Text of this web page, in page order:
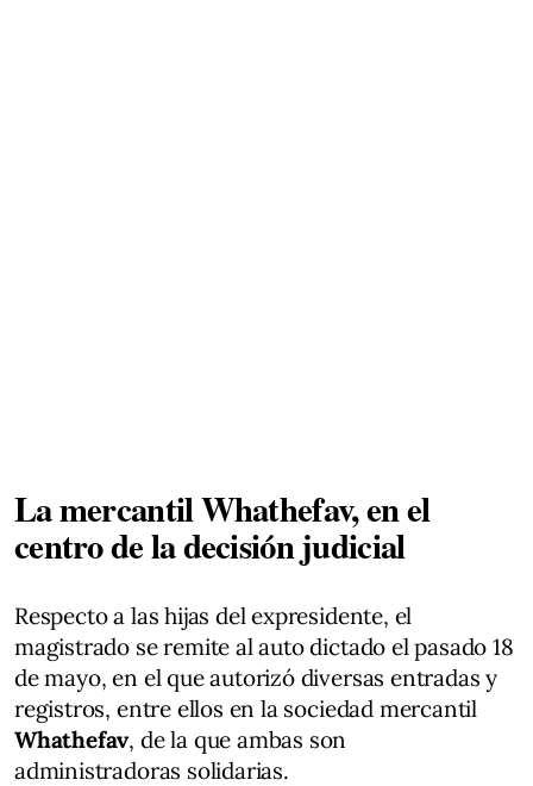
La mercantil Whathefav, en el
centro de la decisión judicial
Respecto a las hijas del expresidente, el
magistrado se remite al auto dictado el pasado 18
de mayo, en el que autorizó diversas entradas y
registros, entre ellos en la sociedad mercantil
Whathefav, de la que ambas son
administradoras solidarias.